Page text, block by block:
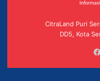
CitraLand Puri
DD5, Kota